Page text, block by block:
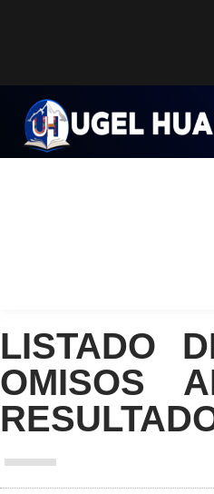
contenido
LISTADO
OMISOS